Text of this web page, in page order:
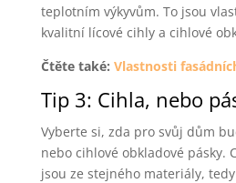
teplotním výkyvům. To jsou
kvalitní lícové cihly a cihlové
Čtěte také: Vlastnosti
Tip 3: Cihla, nebo
Vyberte si, zda pro svůj dům
nebo cihlové obkladové pásky.
jsou ze stejného materiály,